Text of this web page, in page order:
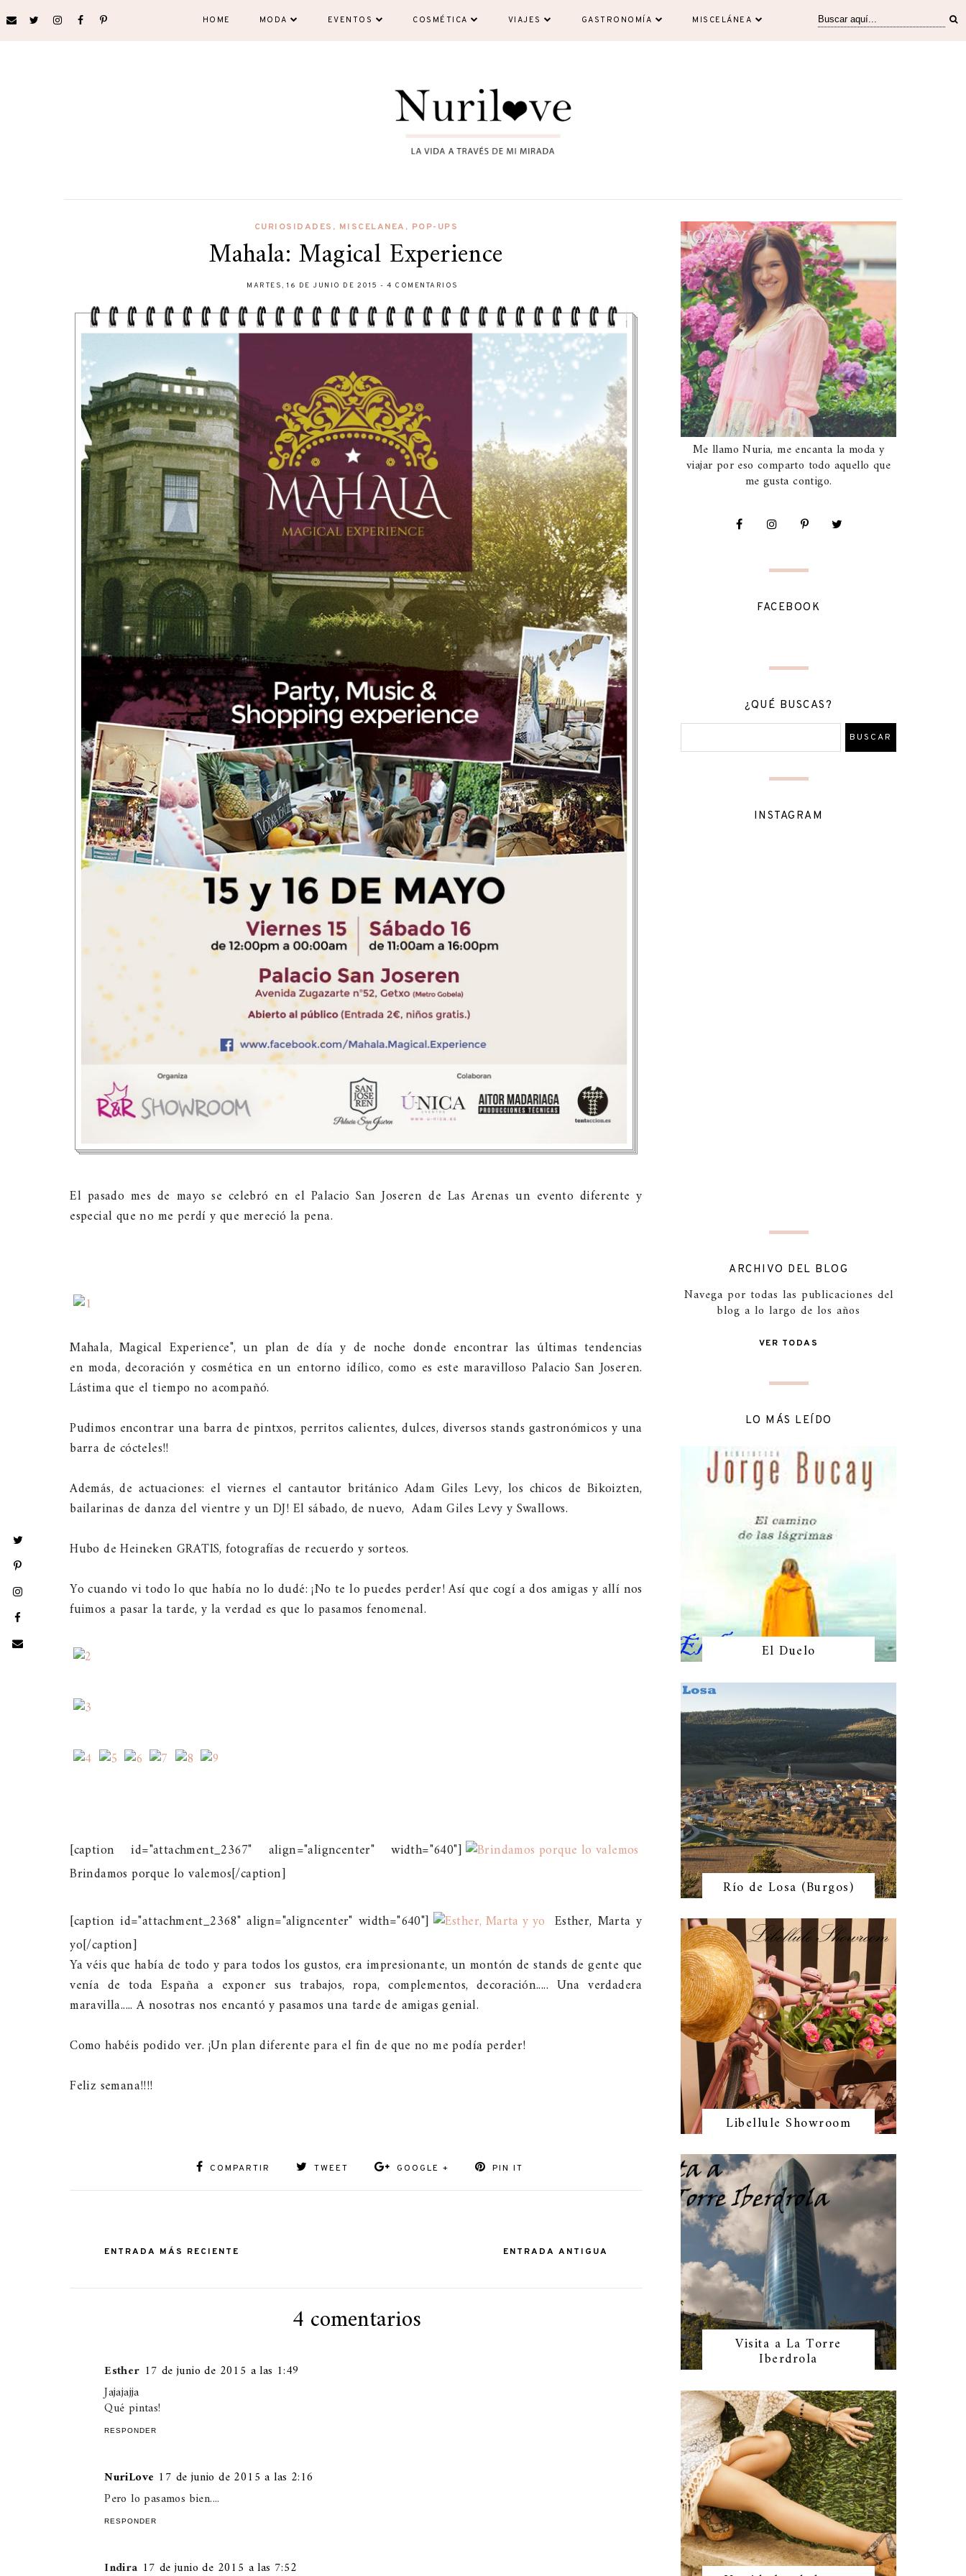
HOME MODA EVENTOS COSMÉTICA VIAJES GASTRONOMÍA MISCELÁNEA
CURIOSIDADES , MISCELANEA , POP-UPS
Mahala: Magical Experience
MARTES, 16 DE JUNIO DE 2015-4 COMENTARIOS
El pasado mes de mayo se celebró en el Palacio San Joseren de Las Arenas un evento diferente y
especial que no me perdí y que mereció la pena.
Mahala, Magical Experience", un plan de día y de noche donde encontrar las últimas tendencias
en moda, decoración y cosmética en un entorno idílico, como es este maravilloso Palacio San Joseren.
Lástima que el tiempo no acompañó.
Pudimos encontrar una barra de pintxos, perritos calientes, dulces, diversos stands gastronómicos y una
barra de cócteles!!
Además, de actuaciones: el viernes el cantautor británico Adam Giles Levy, los chicos de Bikoizten,
bailarinas de danza del vientre y un DJ! El sábado, de nuevo, Adam Giles Levy y Swallows.
Hubo de Heineken GRATIS, fotografías de recuerdo y sorteos.
Yo cuando vi todo lo que había no lo dudé: ¡No te lo puedes perder! Así que cogí a dos amigas y allí nos
fuimos a pasar la tarde, y la verdad es que lo pasamos fenomenal.
[caption id="attachment_2367" align="aligncenter" width="640"]
Brindamos porque lo valemos[/caption]
[caption id="attachment_2368" align="aligncenter" width="640"]
Esther, Marta y
yo[/caption]
Ya véis que había de todo y para todos los gustos, era impresionante, un montón de stands de gente que
venía de toda España a exponer sus trabajos, ropa, complementos, decoración..... Una verdadera
maravilla..... A nosotras nos encantó y pasamos una tarde de amigas genial.
Como habéis podido ver. ¡Un plan diferente para el fin de que no me podía perder!
Feliz semana!!!!
COMPARTIR TWEET GOOGLE + PIN IT
ENTRADA MÁS RECIENTE ENTRADA ANTIGUA
4 comentarios
Esther 17 de junio de 2015 a las 1:49
Jajajajja
Qué pintas!
RESPONDER
NuriLove 17 de junio de 2015 a las 2:16
Pero lo pasamos bien....
RESPONDER
Indira 17 de junio de 2015 a las 7:52
Me llamo Nuria, me encanta la moda y
viajar por eso comparto todo aquello que
me gusta contigo.
FACEBOOK
¿QUÉ BUSCAS?
INSTAGRAM
ARCHIVO DEL BLOG
Navega por todas las publicaciones del
blog a lo largo de los años
VER TODAS
LO MÁS LEÍDO
El Duelo
Río de Losa (Burgos)
Libellule Showroom
Visita a La Torre
Iberdrola